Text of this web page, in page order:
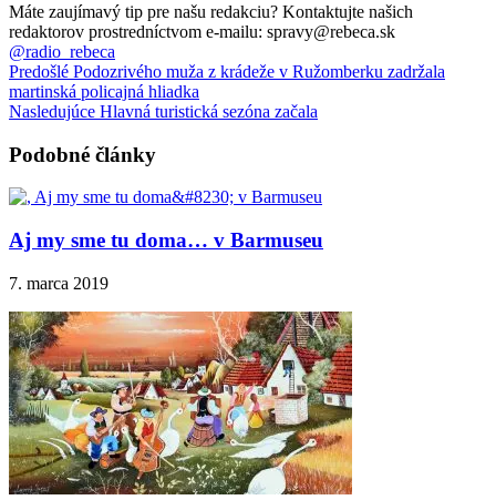
Máte zaujímavý tip pre našu redakciu? Kontaktujte našich
redaktorov prostredníctvom e-mailu: spravy@rebeca.sk
@radio_rebeca
Predošlé Podozrivého muža z krádeže v Ružomberku zadržala
martinská policajná hliadka
Nasledujúce Hlavná turistická sezóna začala
Podobné články
Aj my sme tu doma… v Barmuseu
7. marca 2019